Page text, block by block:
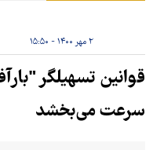
۲ مهر ۱۴۰۰ - ۱۵:۵۰
قوانین تسهیلگر
سرعت می‌بخشد